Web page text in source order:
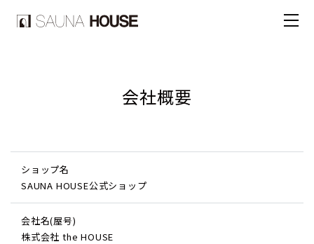
会社概要
ショップ名
SAUNA HOUSE公式ショップ
会社名(屋号)
株式会社 the HOUSE